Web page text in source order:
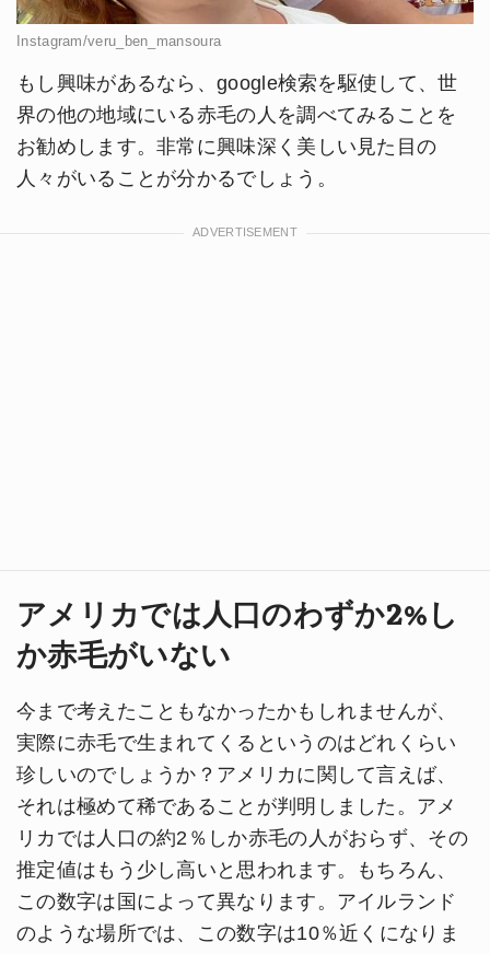
Instagram/veru_ben_mansoura
もし興味があるなら、google検索を駆使して、世
界の他の地域にいる赤毛の人を調べてみることを
お勧めします。非常に興味深く美しい見た目の
人々がいることが分かるでしょう。
アメリカでは人口のわずか2%し
か赤毛がいない
今まで考えたこともなかったかもしれませんが、
実際に赤毛で生まれてくるというのはどれくらい
珍しいのでしょうか？アメリカに関して言えば、
それは極めて稀であることが判明しました。アメ
リカでは人口の約2％しか赤毛の人がおらず、その
推定値はもう少し高いと思われます。もちろん、
この数字は国によって異なります。アイルランド
のような場所では、この数字は10％近くになりま